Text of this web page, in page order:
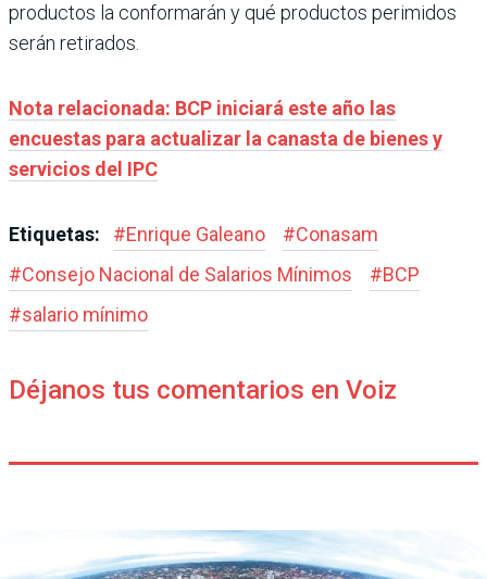
productos la conformarán y qué productos perimidos
serán retirados.
Nota relacionada: BCP iniciará este año las
encuestas para actualizar la canasta de bienes y
servicios del IPC
Etiquetas: #Enrique Galeano #Conasam
#Consejo Nacional de Salarios Mínimos #BCP
#salario mínimo
Déjanos tus comentarios en Voiz